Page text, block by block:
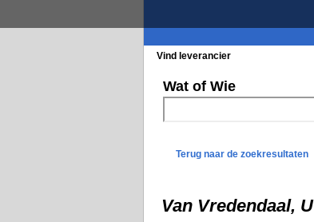
Vind leverancier
Wat of Wie
Terug naar de zoekresultaten
Van Vredendaal,